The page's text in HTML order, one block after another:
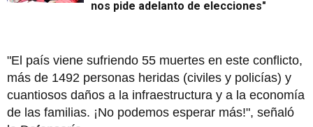
nos pide adelanto de elecciones"
"El país viene sufriendo 55 muertes en este conflicto,
más de 1492 personas heridas (civiles y policías) y
cuantiosos daños a la infraestructura y a la economía
de las familias. ¡No podemos esperar más!", señaló